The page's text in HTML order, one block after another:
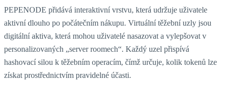
PEPENODE přidává interaktivní vrstvu, která udržuje uživatele
aktivní dlouho po počátečním nákupu. Virtuální těžební uzly jsou
digitální aktiva, která mohou uživatelé nasazovat a vylepšovat v
personalizovaných „server roomech“. Každý uzel přispívá
hashovací silou k těžebním operacím, čímž určuje, kolik tokenů lze
získat prostřednictvím pravidelné účasti.